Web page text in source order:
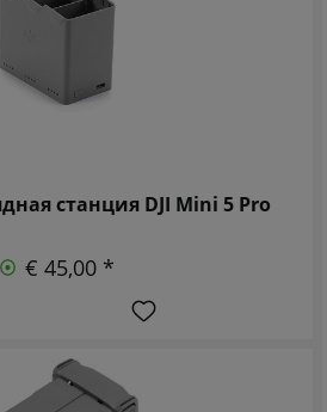
станция DJI Mini 5 Pro
€ 45,00 *